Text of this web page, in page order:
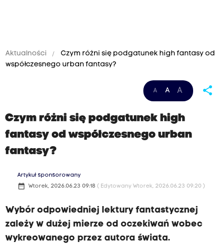
Aktualności
Czym różni się podgatunek high fantasy od
współczesnego urban fantasy?
A A A share
Czym różni się podgatunek high
fantasy od współczesnego urban
fantasy?
Artykuł sponsorowany
date_range Wtorek, 2026.06.23 09:18 ( Edytowany Wtorek, 2026.06.23 09:20 )
Wybór odpowiedniej lektury fantastycznej
zależy w dużej mierze od oczekiwań wobec
wykreowanego przez autora świata.